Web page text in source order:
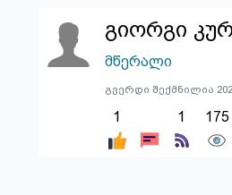
გიორგი
მწერალი
გვერდი შექმნილია
1 1 175